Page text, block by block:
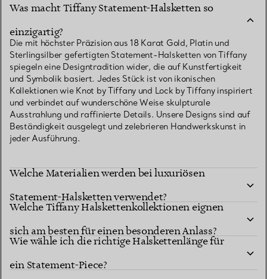
Was macht Tiffany Statement-Halsketten so
einzigartig?
Die mit höchster Präzision aus 18 Karat Gold, Platin und
Sterlingsilber gefertigten Statement-Halsketten von Tiffany
spiegeln eine Designtradition wider, die auf Kunstfertigkeit
und Symbolik basiert. Jedes Stück ist von ikonischen
Kollektionen wie Knot by Tiffany und Lock by Tiffany inspiriert
und verbindet auf wunderschöne Weise skulpturale
Ausstrahlung und raffinierte Details. Unsere Designs sind auf
Beständigkeit ausgelegt und zelebrieren Handwerkskunst in
jeder Ausführung.
Welche Materialien werden bei luxuriösen
Statement-Halsketten verwendet?
Welche Tiffany Halskettenkollektionen eignen
sich am besten für einen besonderen Anlass?
Wie wähle ich die richtige Halskettenlänge für
ein Statement-Piece?